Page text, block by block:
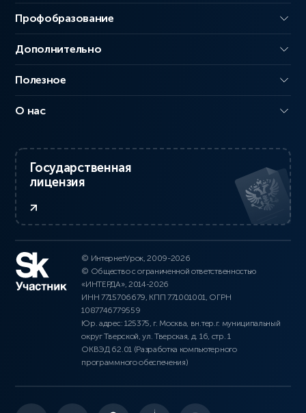
Профобразование
Дополнительно
Полезное
О нас
Государственная
лицензия
© ИнтернетУрок, 2009-2026
© Общество с ограниченной ответственностью
«ИНТЕРДА», 2014-2026
ИНН 7715706679, КПП 771001001, ОГРН
1087746779559
Юр. адрес: 125375, г. Москва, вн.тер.г. муниципальный
округ Тверской, ул. Тверская, д. 16, стр. 1
ОКВЭД 62.01 (Разработка компьютерного
программного обеспечения)